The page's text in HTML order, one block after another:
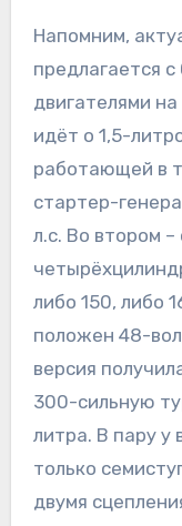
Напомним,
предлагается
двигателями
идёт о 1,5-
работающей в
стартер-
л.с. Во втором
либо 150, либо
положен 48-
версия
300-сильную
литра. В пару у
только
двумя